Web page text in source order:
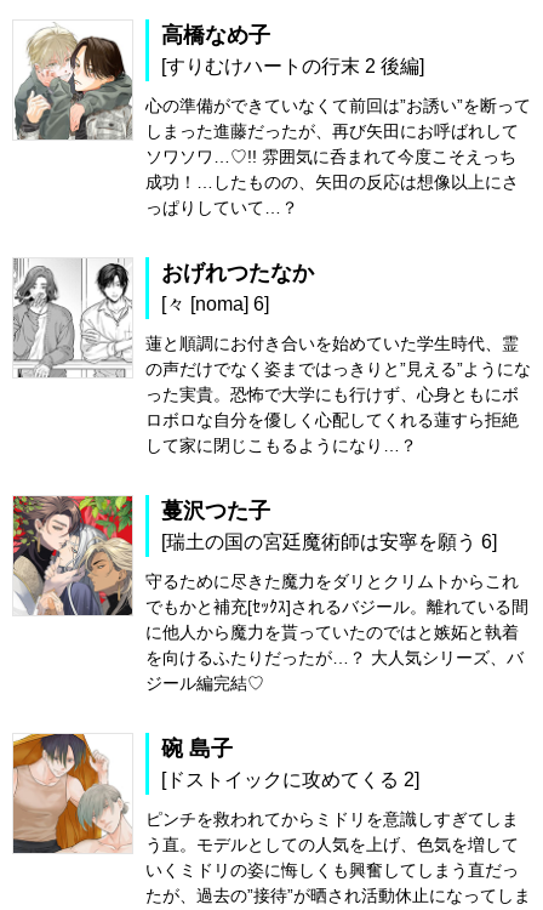
高橋なめ子
[すりむけハートの行末 2 後編]
心の準備ができていなくて前回は”お誘い”を断って
しまった進藤だったが、再び矢田にお呼ばれして
ソワソワ…♡!! 雰囲気に呑まれて今度こそえっち
成功！…したものの、矢田の反応は想像以上にさ
っぱりしていて…？
おげれつたなか
[々 [noma] 6]
蓮と順調にお付き合いを始めていた学生時代、霊
の声だけでなく姿まではっきりと”見える”ようにな
った実貴。恐怖で大学にも行けず、心身ともにボ
ロボロな自分を優しく心配してくれる蓮すら拒絶
して家に閉じこもるようになり…？
蔓沢つた子
[瑞土の国の宮廷魔術師は安寧を願う 6]
守るために尽きた魔力をダリとクリムトからこれ
でもかと補充[ｾｯｸｽ]されるバジール。離れている間
に他人から魔力を貰っていたのではと嫉妬と執着
を向けるふたりだったが…？ 大人気シリーズ、バ
ジール編完結♡
碗 島子
[ドストイックに攻めてくる 2]
ピンチを救われてからミドリを意識しすぎてしま
う直。モデルとしての人気を上げ、色気を増して
いくミドリの姿に悔しくも興奮してしまう直だっ
たが、過去の”接待”が晒され活動休止になってしま